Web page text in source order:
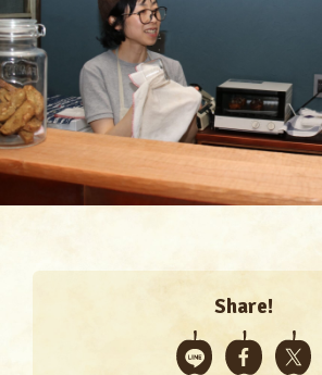
Share!